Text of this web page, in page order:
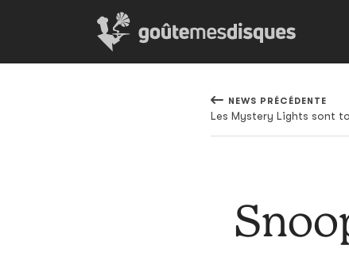
NEWS PRÉCÉDENTE